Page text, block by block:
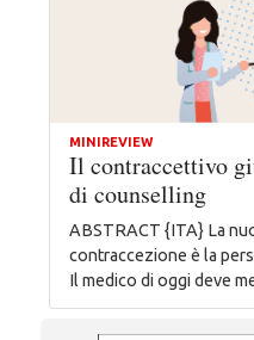
MINIREVIEW
Il contraccettivo
di counselling
ABSTRACT {ITA} La
contraccezione è la
Il medico di oggi deve